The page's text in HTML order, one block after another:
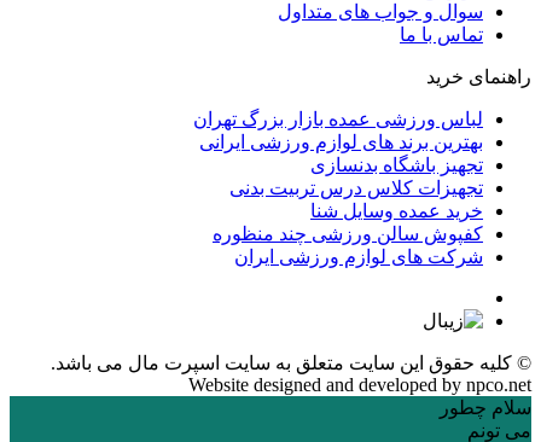
سوال و جواب های متداول
تماس با ما
راهنمای خرید
لباس ورزشی عمده بازار بزرگ تهران
بهترین برند های لوازم ورزشی ایرانی
تجهیز باشگاه بدنسازی
تجهیزات کلاس درس تربیت بدنی
خرید عمده وسایل شنا
کفپوش سالن ورزشی چند منظوره
شرکت های لوازم ورزشی ایران
© کلیه حقوق این سایت متعلق به سایت اسپرت مال می باشد.
Website designed and developed by npco.net
سلام چطور
می تونم